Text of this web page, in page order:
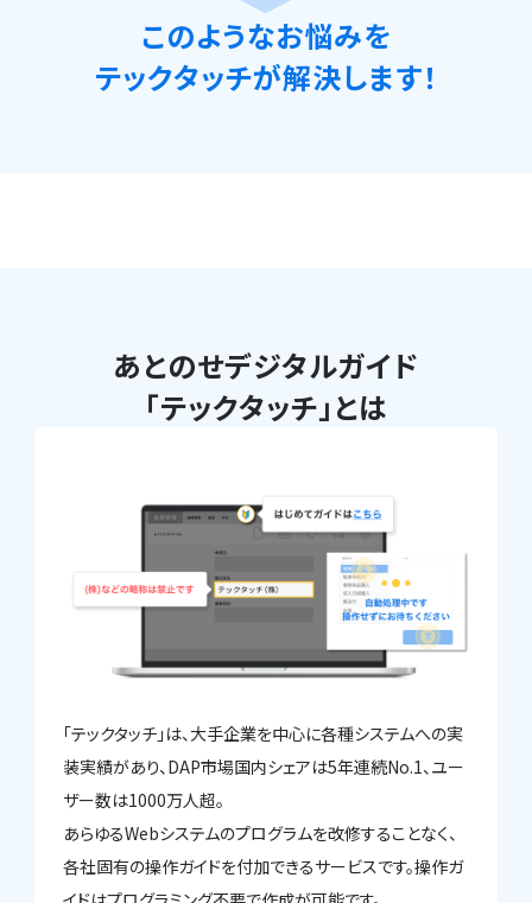
このようなお悩みを
テックタッチが解決します！
あとのせデジタルガイド
「テックタッチ」とは
「テックタッチ」は、大手企業を中心に各種システムへの実
装実績があり、DAP市場国内シェアは5年連続No.1、ユー
ザー数は1000万人超。
あらゆるWebシステムのプログラムを改修することなく、
各社固有の操作ガイドを付加できるサービスです。操作ガ